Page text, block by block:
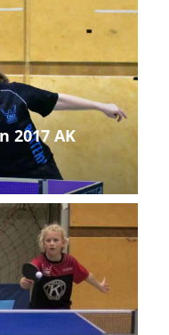
2017 AK